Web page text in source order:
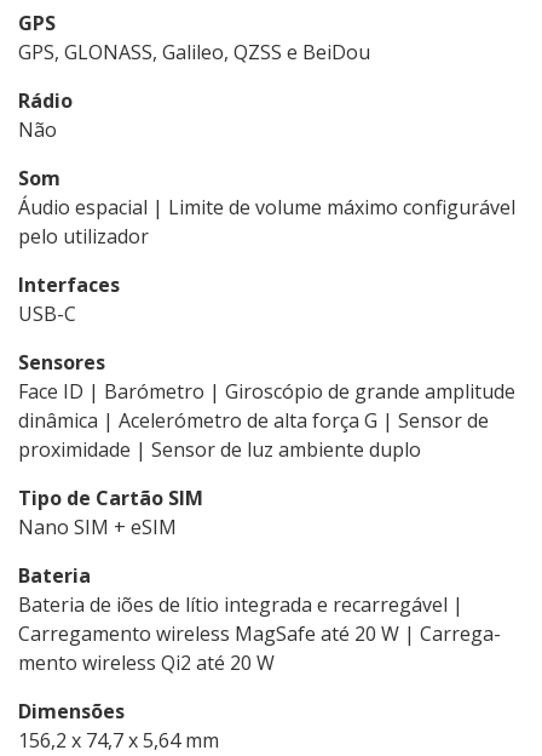
GPS
GPS, GLONASS, Galileo, QZSS e BeiDou
Rádio
Não
Som
Áudio espacial | Limite de volume máximo configurável
pelo utilizador
Interfaces
USB-C
Sensores
Face ID | Barómetro | Giroscópio de grande amplitude
dinâmica | Acelerómetro de alta força G | Sensor de
proximidade | Sensor de luz ambiente duplo
Tipo de Cartão SIM
Nano SIM + eSIM
Bateria
Bateria de iões de lítio integrada e recarregável |
Carrega­mento wireless MagSafe até 20 W | Carrega­
mento wireless Qi2 até 20 W
Dimensões
156,2 x 74,7 x 5,64 mm